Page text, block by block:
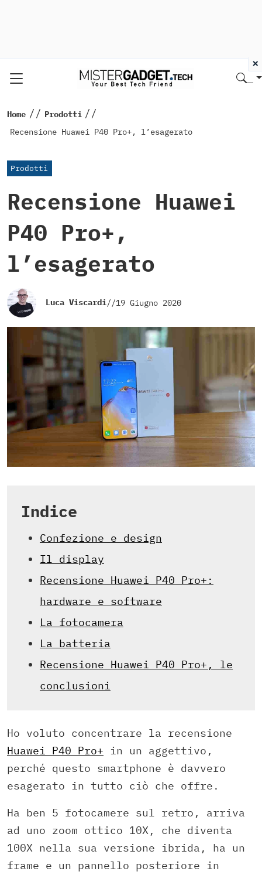
Home // Prodotti //
Recensione Huawei P40 Pro+, l’esagerato
Prodotti
Recensione Huawei
P40 Pro+,
l’esagerato
Luca Viscardi//19 Giugno 2020
Indice
Confezione e design
Il display
Recensione Huawei P40 Pro+:
hardware e software
La fotocamera
La batteria
Recensione Huawei P40 Pro+, le
conclusioni
Ho voluto concentrare la recensione
Huawei P40 Pro+ in un aggettivo,
perché questo smartphone è davvero
esagerato in tutto ciò che offre.
Ha ben 5 fotocamere sul retro, arriva
ad uno zoom ottico 10X, che diventa
100X nella sua versione ibrida, ha un
frame e un pannello posteriore in
×